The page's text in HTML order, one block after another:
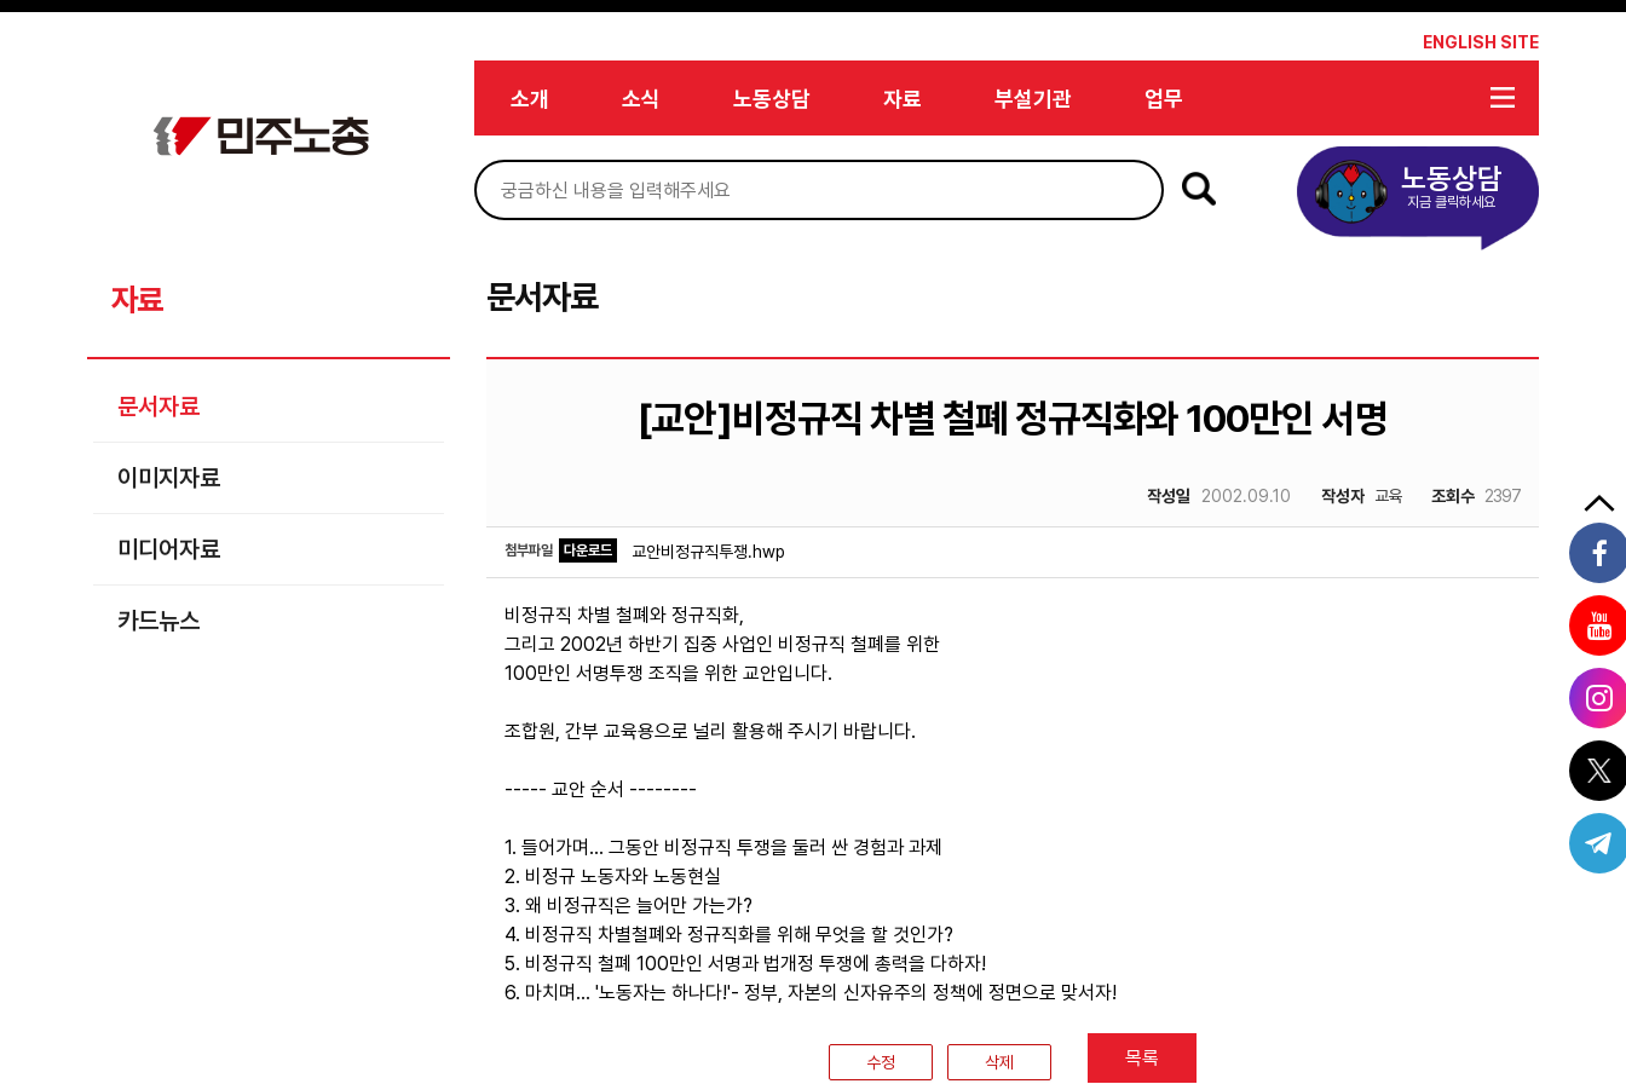
메뉴 건너뛰기
ENGLISH SITE
소개 소식 노동상담 자료 부설기관 업무
노동상담
지금 클릭하세요
자료
문서자료
이미지자료
미디어자료
카드뉴스
문서자료
[교안]비정규직 차별 철폐 정규직화와 100만인 서명
작성일 2002.09.10 작성자 교육 조회수 2397
첨부파일 다운로드 교안비정규직투쟁.hwp
비정규직 차별 철폐와 정규직화,
그리고 2002년 하반기 집중 사업인 비정규직 철폐를 위한
100만인 서명투쟁 조직을 위한 교안입니다.
조합원, 간부 교육용으로 널리 활용해 주시기 바랍니다.
----- 교안 순서 --------
1. 들어가며... 그동안 비정규직 투쟁을 둘러 싼 경험과 과제
2. 비정규 노동자와 노동현실
3. 왜 비정규직은 늘어만 가는가?
4. 비정규직 차별철폐와 정규직화를 위해 무엇을 할 것인가?
5. 비정규직 철폐 100만인 서명과 법개정 투쟁에 총력을 다하자!
6. 마치며... '노동자는 하나다!'- 정부, 자본의 신자유주의 정책에 정면으로 맞서자!
수정 삭제 목록
Sketchbook5, 스케치북5
Sketchbook5, 스케치북5